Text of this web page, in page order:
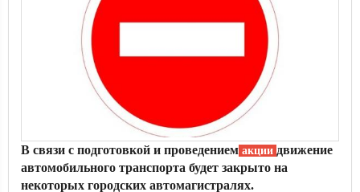
В связи с подготовкой и проведением акции движение
автомобильного транспорта будет закрыто на
некоторых городских автомагистралях.